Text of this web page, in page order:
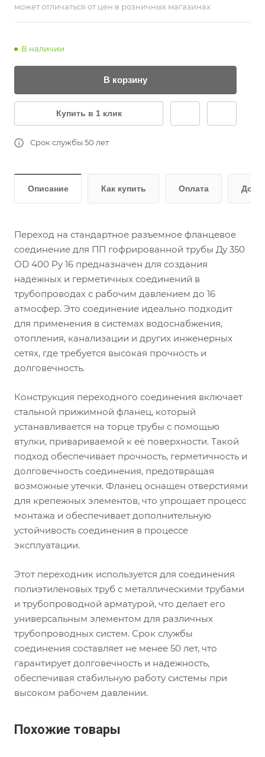
может отличаться от цен в розничных магазинах
В наличии
В корзину
Купить в 1 клик
Срок службы 50 лет
Описание Как купить Оплата
Переход на стандартное разъемное фланцевое
соединение для ПП гофрированной трубы Ду 350
OD 400 Py 16 предназначен для создания
надежных и герметичных соединений в
трубопроводах с рабочим давлением до 16
атмосфер. Это соединение идеально подходит
для применения в системах водоснабжения,
отопления, канализации и других инженерных
сетях, где требуется высокая прочность и
долговечность.
Конструкция переходного соединения включает
стальной прижимной фланец, который
устанавливается на торце трубы с помощью
втулки, привариваемой к её поверхности. Такой
подход обеспечивает прочность, герметичность и
долговечность соединения, предотвращая
возможные утечки. Фланец оснащен отверстиями
для крепежных элементов, что упрощает процесс
монтажа и обеспечивает дополнительную
устойчивость соединения в процессе
эксплуатации.
Этот переходник используется для соединения
полиэтиленовых труб с металлическими трубами
и трубопроводной арматурой, что делает его
универсальным элементом для различных
трубопроводных систем. Срок службы
соединения составляет не менее 50 лет, что
гарантирует долговечность и надежность,
обеспечивая стабильную работу системы при
высоком рабочем давлении.
Похожие товары